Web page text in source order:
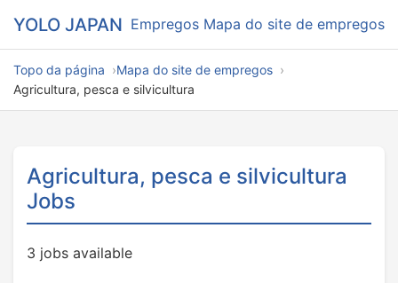
YOLO JAPAN Empregos Mapa do site de empregos
Topo da página
Mapa do site de empregos
Agricultura, pesca e silvicultura
Agricultura, pesca e silvicultura
Jobs
3 jobs available